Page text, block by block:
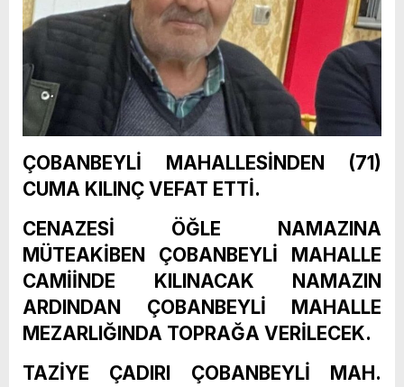
ÇOBANBEYLİ MAHALLESİNDEN (71)
CUMA KILINÇ VEFAT ETTİ.
CENAZESİ ÖĞLE NAMAZINA
MÜTEAKİBEN ÇOBANBEYLİ MAHALLE
CAMİİNDE KILINACAK NAMAZIN
ARDINDAN ÇOBANBEYLİ MAHALLE
MEZARLIĞINDA TOPRAĞA VERİLECEK.
TAZİYE ÇADIRI ÇOBANBEYLİ MAH.